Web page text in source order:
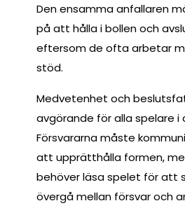
Den ensamma anfallaren
på att hålla i bollen och
eftersom de ofta arbetar
stöd.
Medvetenhet och
avgörande för alla spelare i
Försvararna måste
att upprätthålla formen,
behöver läsa spelet för att
övergå mellan försvar och